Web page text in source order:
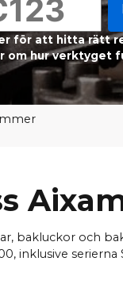
för att hitta rätt
om hur verktyget
bakluckor och
inklusive